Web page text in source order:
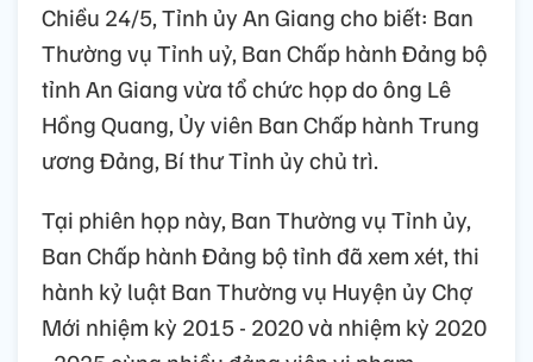
Chiều 24/5,Tỉnh ủy An Giang cho biết: Ban
Thường vụ Tỉnh uỷ, Ban Chấp hành Đảng bộ
tỉnh An Giang vừa tổ chức họp do ông Lê
Hồng Quang, Ủy viên Ban Chấp hành Trung
ương Đảng, Bí thư Tỉnh ủy chủ trì.
Tại phiên họp này, Ban Thường vụ Tỉnh ủy,
Ban Chấp hành Đảng bộ tỉnh đã xem xét, thi
hành kỷ luậtBan Thường vụ Huyện ủy Chợ
Mới nhiệm kỳ 2015 - 2020 và nhiệm kỳ 2020